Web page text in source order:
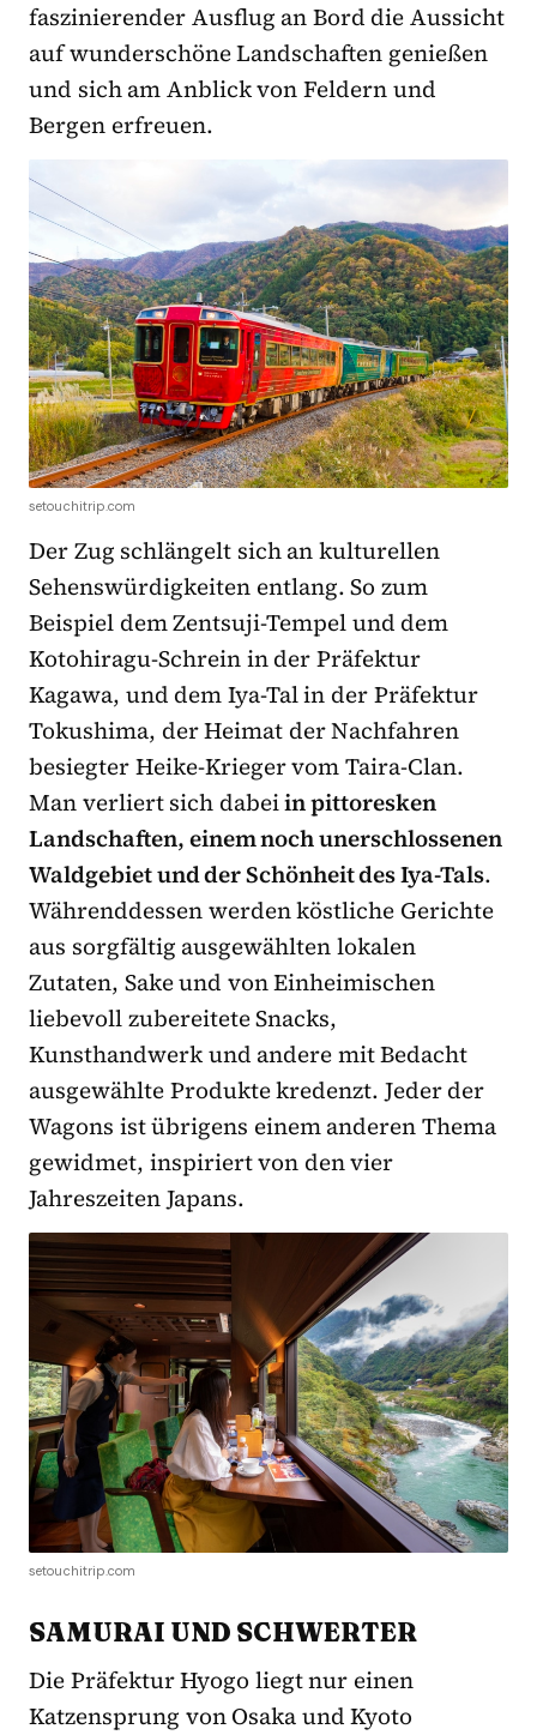
faszinierender Ausflug an Bord die Aussicht
auf wunderschöne Landschaften genießen
und sich am Anblick von Feldern und
Bergen erfreuen.
setouchitrip.com
Der Zug schlängelt sich an kulturellen
Sehenswürdigkeiten entlang. So zum
Beispiel dem Zentsuji-Tempel und dem
Kotohiragu-Schrein in der Präfektur
Kagawa, und dem Iya-Tal in der Präfektur
Tokushima, der Heimat der Nachfahren
besiegter Heike-Krieger vom Taira-Clan.
Man verliert sich dabeiin pittoresken
Landschaften, einem noch unerschlossenen
Waldgebiet und der Schönheit des Iya-Tals.
Währenddessen werden köstliche Gerichte
aus sorgfältig ausgewählten lokalen
Zutaten, Sake und von Einheimischen
liebevoll zubereitete Snacks,
Kunsthandwerk und andere mit Bedacht
ausgewählte Produkte kredenzt. Jeder der
Wagons ist übrigens einem anderen Thema
gewidmet, inspiriert von den vier
Jahreszeiten Japans.
setouchitrip.com
SAMURAI UND SCHWERTER
Die Präfektur Hyogo liegt nur einen
Katzensprung von Osaka und Kyoto